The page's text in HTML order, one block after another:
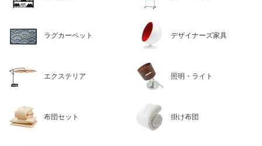
ラグカーペット デザイナーズ家具
エクステリア 照明・ライト
布団セット 掛け布団